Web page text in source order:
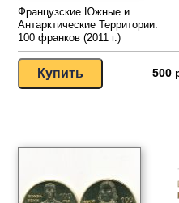
Французские Южные и
Антарктические Территории.
100 франков (2011 г.)
500